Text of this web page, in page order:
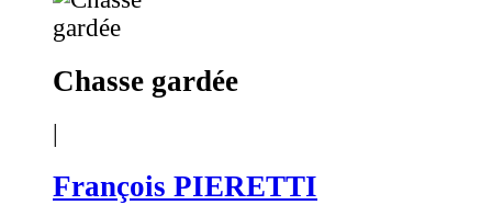
Chasse gardée
François PIERETTI